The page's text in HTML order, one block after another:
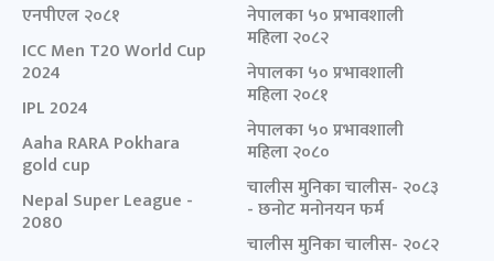
एनपीएल २०८१
ICC Men T20 World Cup
2024
IPL 2024
Aaha RARA Pokhara
gold cup
Nepal Super League -
2080
नेपालका ५० प्रभावशाली
महिला २०८२
नेपालका ५० प्रभावशाली
महिला २०८१
नेपालका ५० प्रभावशाली
महिला २०८०
चालीस मुनिका चालीस- २०८३
- छनोट मनोनयन फर्म
चालीस मुनिका चालीस- २०८२